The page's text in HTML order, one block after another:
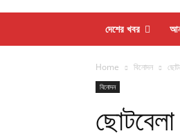
দেশের খবর
Home বিনোদন
বিনোদন